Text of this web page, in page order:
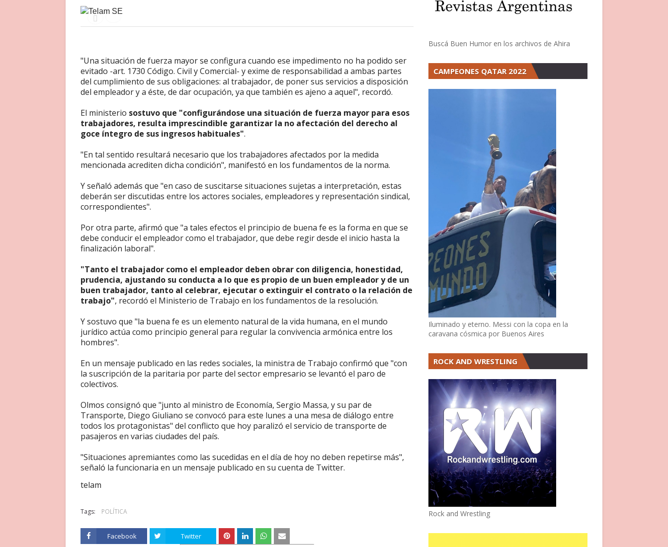
"Una situación de fuerza mayor se configura cuando ese impedimento no ha podido ser
evitado -art. 1730 Código. Civil y Comercial- y exime de responsabilidad a ambas partes
del cumplimiento de sus obligaciones: al trabajador, de poner sus servicios a disposición
del empleador y a éste, de dar ocupación, ya que también es ajeno a aquel", recordó.
El ministerio sostuvo que "configurándose una situación de fuerza mayor para esos
trabajadores, resulta imprescindible garantizar la no afectación del derecho al
goce íntegro de sus ingresos habituales".
"En tal sentido resultará necesario que los trabajadores afectados por la medida
mencionada acrediten dicha condición", manifestó en los fundamentos de la norma.
Y señaló además que "en caso de suscitarse situaciones sujetas a interpretación, estas
deberán ser discutidas entre los actores sociales, empleadores y representación sindical,
correspondientes".
Por otra parte, afirmó que "a tales efectos el principio de buena fe es la forma en que se
debe conducir el empleador como el trabajador, que debe regir desde el inicio hasta la
finalización laboral".
"Tanto el trabajador como el empleador deben obrar con diligencia, honestidad,
prudencia, ajustando su conducta a lo que es propio de un buen empleador y de un
buen trabajador, tanto al celebrar, ejecutar o extinguir el contrato o la relación de
trabajo", recordó el Ministerio de Trabajo en los fundamentos de la resolución.
Y sostuvo que "la buena fe es un elemento natural de la vida humana, en el mundo
jurídico actúa como principio general para regular la convivencia armónica entre los
hombres".
En un mensaje publicado en las redes sociales, la ministra de Trabajo confirmó que "con
la suscripción de la paritaria por parte del sector empresario se levantó el paro de
colectivos.
Olmos consignó que "junto al ministro de Economía, Sergio Massa, y su par de
Transporte, Diego Giuliano se convocó para este lunes a una mesa de diálogo entre
todos los protagonistas" del conflicto que hoy paralizó el servicio de transporte de
pasajeros en varias ciudades del país.
"Situaciones apremiantes como las sucedidas en el día de hoy no deben repetirse más",
señaló la funcionaria en un mensaje publicado en su cuenta de Twitter.
telam
Tags: POLÍTICA
Facebook Twitter
Buscá Buen Humor en los archivos de Ahira
CAMPEONES QATAR 2022
Iluminado y eterno. Messi con la copa en la
caravana cósmica por Buenos Aires
ROCK AND WRESTLING
Rock and Wrestling